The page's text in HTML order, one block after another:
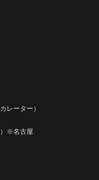
レーター）
）※名古屋